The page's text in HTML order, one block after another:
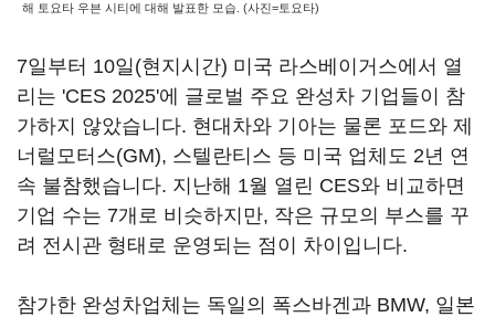
해 토요타 우븐 시티에 대해 발표한 모습. (사진=토요타)
7일부터 10일(현지시간) 미국 라스베이거스에서 열
리는 'CES 2025'에 글로벌 주요 완성차 기업들이 참
가하지 않았습니다. 현대차와 기아는 물론 포드와 제
너럴모터스(GM), 스텔란티스 등 미국 업체도 2년 연
속 불참했습니다. 지난해 1월 열린 CES와 비교하면
기업 수는 7개로 비슷하지만, 작은 규모의 부스를 꾸
려 전시관 형태로 운영되는 점이 차이입니다.
참가한 완성차업체는 독일의 폭스바겐과 BMW, 일본